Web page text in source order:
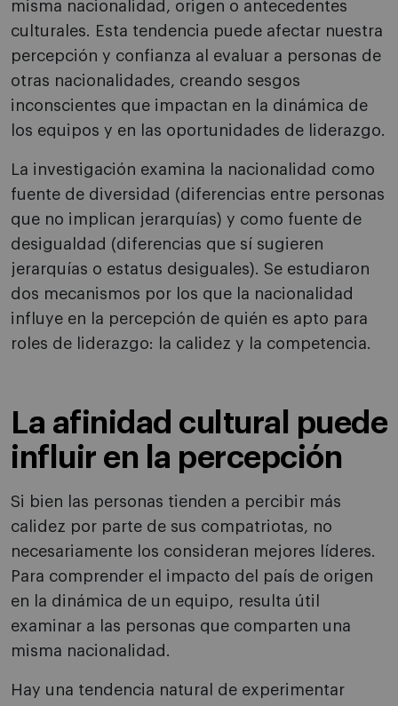
misma nacionalidad, origen o antecedentes
culturales. Esta tendencia puede afectar nuestra
percepción y confianza al evaluar a personas de
otras nacionalidades, creando sesgos
inconscientes que impactan en la dinámica de
los equipos y en las oportunidades de liderazgo.
La investigación examina la nacionalidad como
fuente de diversidad (diferencias entre personas
que no implican jerarquías) y como fuente de
desigualdad (diferencias que sí sugieren
jerarquías o estatus desiguales). Se estudiaron
dos mecanismos por los que la nacionalidad
influye en la percepción de quién es apto para
roles de liderazgo: la calidez y la competencia.
La afinidad cultural puede
influir en la percepción
Si bien las personas tienden a percibir más
calidez por parte de sus compatriotas, no
necesariamente los consideran mejores líderes.
Para comprender el impacto del país de origen
en la dinámica de un equipo, resulta útil
examinar a las personas que comparten una
misma nacionalidad.
Hay una tendencia natural de experimentar